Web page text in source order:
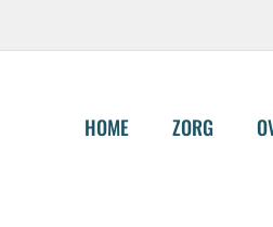
HOME ZORG